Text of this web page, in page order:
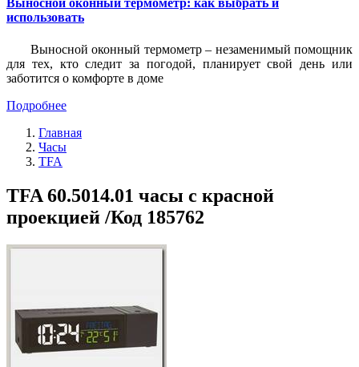
Выносной оконный термометр: как выбрать и
использовать
Выносной оконный термометр – незаменимый помощник
для тех, кто следит за погодой, планирует свой день или
заботится о комфорте в доме
Подробнее
Главная
Часы
TFA
TFA 60.5014.01 часы с красной
проекцией /Код 185762